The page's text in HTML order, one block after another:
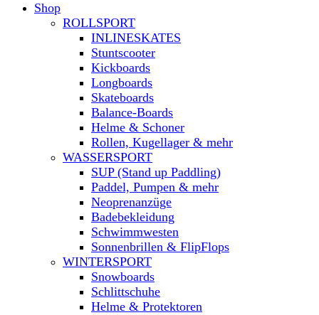
Shop
ROLLSPORT
INLINESKATES
Stuntscooter
Kickboards
Longboards
Skateboards
Balance-Boards
Helme & Schoner
Rollen, Kugellager & mehr
WASSERSPORT
SUP (Stand up Paddling)
Paddel, Pumpen & mehr
Neoprenanzüge
Badebekleidung
Schwimmwesten
Sonnenbrillen & FlipFlops
WINTERSPORT
Snowboards
Schlittschuhe
Helme & Protektoren